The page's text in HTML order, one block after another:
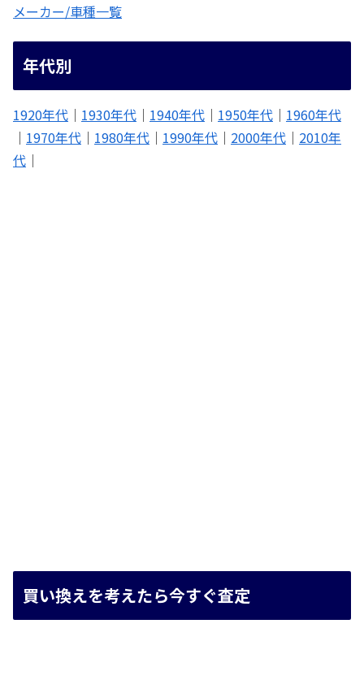
メーカー/車種一覧
年代別
1920年代 ｜ 1930年代 ｜ 1940年代 ｜ 1950年代 ｜ 1960年代
｜ 1970年代 ｜ 1980年代 ｜ 1990年代 ｜ 2000年代 ｜ 2010年
代 ｜
買い換えを考えたら今すぐ査定